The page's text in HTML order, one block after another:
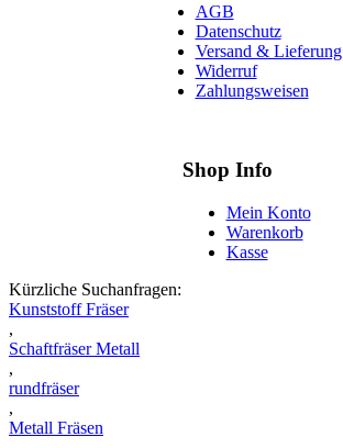
AGB
Datenschutz
Versand & Lieferung
Widerruf
Zahlungsweisen
Shop Info
Mein Konto
Warenkorb
Kasse
Kürzliche Suchanfragen:
Kunststoff Fräser
,
Schaftfräser Metall
,
rundfräser
,
Metall Fräsen